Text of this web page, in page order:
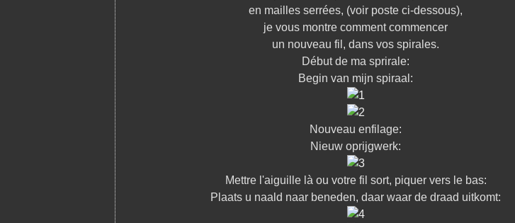
en mailles serrées, (voir poste ci-dessous),
je vous montre comment commencer
un nouveau fil, dans vos spirales.
Début de ma sprirale:
Begin van mijn spiraal:
Nouveau enfilage:
Nieuw oprijgwerk:
Mettre l'aiguille là ou votre fil sort, piquer vers le bas:
Plaats u naald naar beneden, daar waar de draad uitkomt: